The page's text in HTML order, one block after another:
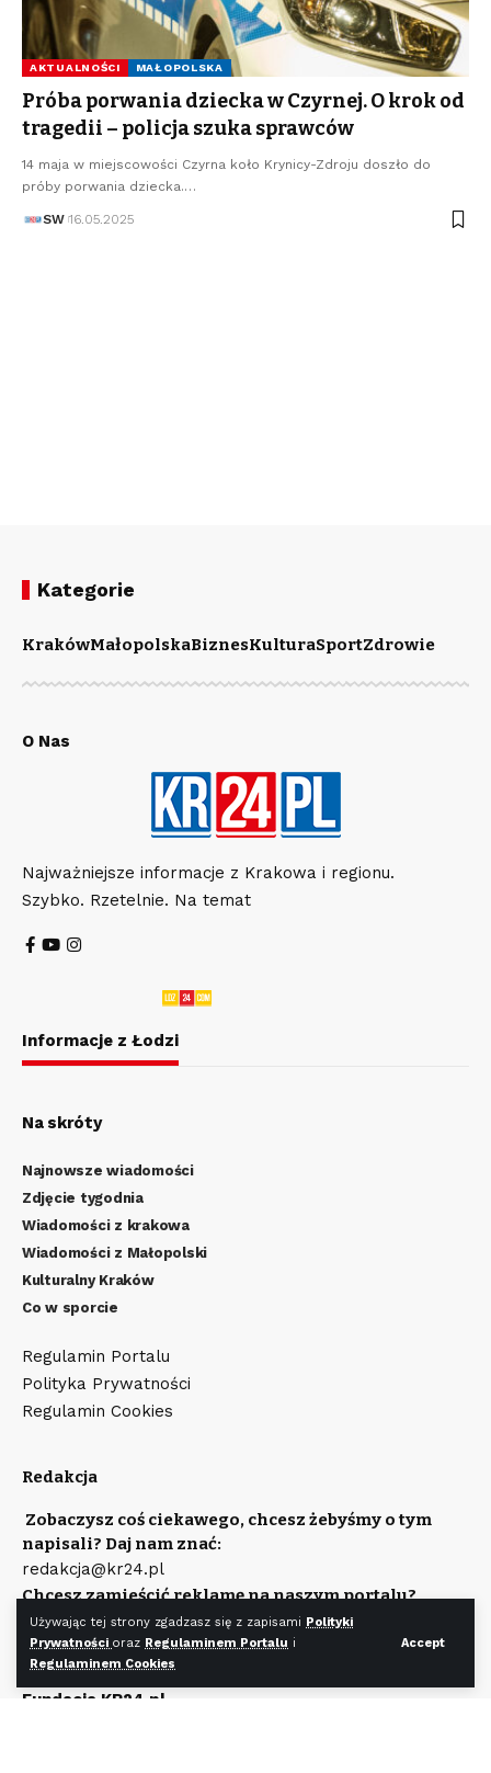
Używając tej strony zgadzasz się z zapisami Polityki
Prywatności oraz Regulaminem Portalu i
Regulaminem Cookies
Accept
AKTUALNOŚCI MAŁOPOLSKA
Próba porwania dziecka w Czyrnej. O krok od
tragedii – policja szuka sprawców
14 maja w miejscowości Czyrna koło Krynicy-Zdroju doszło do
próby porwania dziecka.…
SW 16.05.2025
Kategorie
KrakówMałopolskaBiznesKulturaSportZdrowie
O Nas
Najważniejsze informacje z Krakowa i regionu.
Szybko. Rzetelnie. Na temat
Informacje z Łodzi
Na skróty
Najnowsze wiadomości
Zdjęcie tygodnia
Wiadomości z krakowa
Wiadomości z Małopolski
Kulturalny Kraków
Co w sporcie
Regulamin Portalu
Polityka Prywatności
Regulamin Cookies
Redakcja
Zobaczysz coś ciekawego, chcesz żebyśmy o tym
napisali? Daj nam znać:
redakcja@kr24.pl
Chcesz zamieścić reklamę na naszym portalu?
Napisz:
reklama@kr24.pl
Wydawcą portalu jest
Fundacja KR24.pl